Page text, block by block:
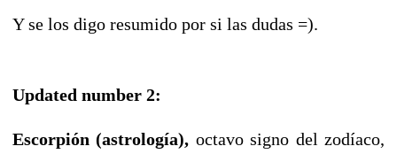
Y se los digo resumido por si las dudas =).
Updated number 2:
Escorpión (astrología), octavo signo del zodíaco,